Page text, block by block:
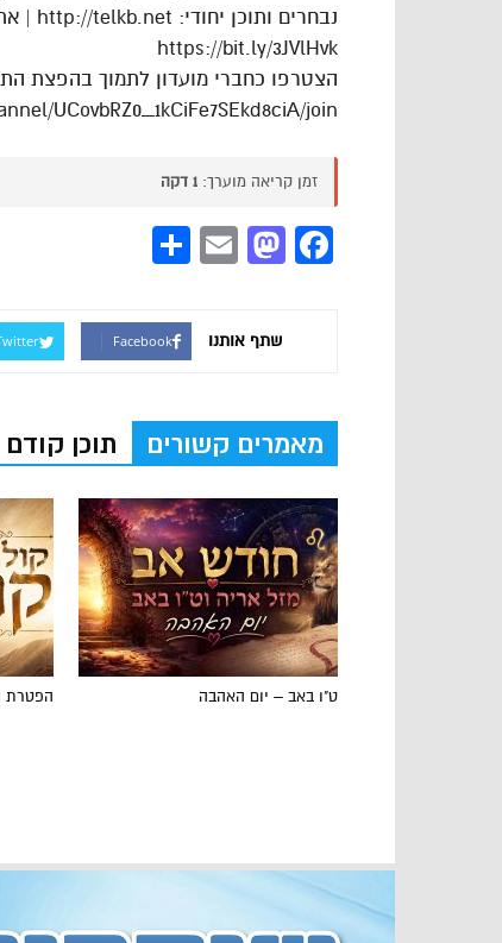
https://bit.ly/3JVlHvk
הצטרפו כחברי מועדון לתמוך בהפצת
UCovbRZ0_1kCiFe7SEkd8ciA/join
זמן קריאה מוערך: 1 דקה
Facebook
Mastodon
Email
שתף אותנו Facebook
מאמרים קשורים תוכן קודם
הפטרת ט"ו באב – יום האהבה